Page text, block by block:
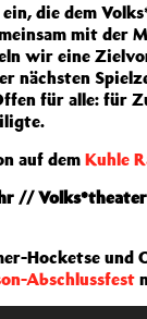
die dem
mit der
wir eine
nächsten
für alle: für
auf dem Kuhle
//
Hocketse und
Abschlussfest